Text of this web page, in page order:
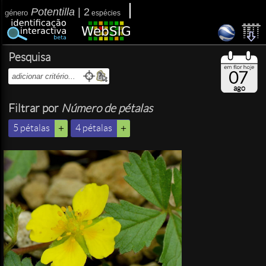
género Potentilla 2 espécies
Pesquisa
Filtrar por Número de pétalas
5 pétalas 4 pétalas
07
ago